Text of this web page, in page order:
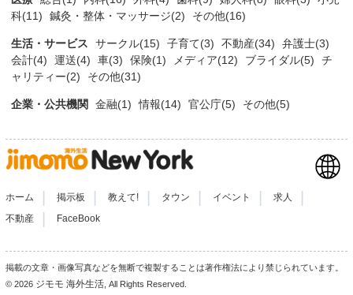
科(11)
鍼灸・整体・マッサージ(2) その他(16)
生活・サービス サークル(15) 子育て(3) 不動産(34)
弁護士(3)
会計(4)
運送(4) 車(3) 保険(1) メディア(12) ブライダル(5)
チ
ャリティー(2)
その他(31)
企業・公共機関 金融(1) 情報(14) 官公庁(5) その他(5)
ホーム 掲示板 教えて! タウン イベント 求人
不動産 FaceBook
掲載の文章・画像写真などを無断で複製することは著作権法により禁じられています。
© 2026 ジモモ 海外生活 , All Rights Reserved.